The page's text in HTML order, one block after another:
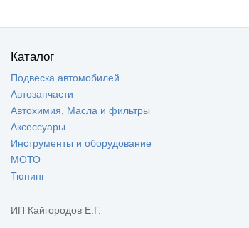
хетчбек
Приора купе
седан
ВАЗ 21928 - Kalina
ВАЗ 21905 -
Гранта седан
(Sport)
(4)
ВАЗ 2191 - Гранта
хетчбек (лифтбек)
ВАЗ 2192 - Kalina
Granta FL (2194)
Каталог
Подвеска автомобилей
Автозапчасти
Автохимия, Масла и фильтры
Аксессуары
Инструменты и оборудование
МОТО
Тюнинг
ИП Кайгородов Е.Г.